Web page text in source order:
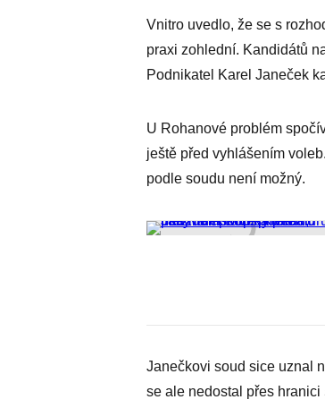
Vnitro uvedlo, že se s
praxi zohlední. Kandidátů
Podnikatel Karel Janeček
U Rohanové problém
ještě před vyhlášením
podle soudu není možný.
Janečkovi soud sice uznal
se ale nedostal přes